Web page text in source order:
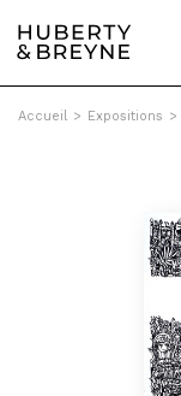
Accueil > Expositions >